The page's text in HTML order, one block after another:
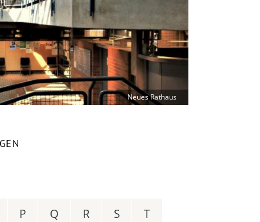
Neues Rathaus
P Q R S T